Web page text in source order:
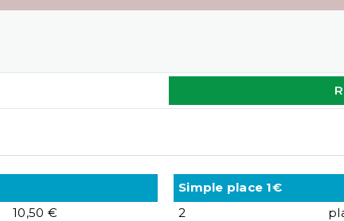
10,50 €
Simple place 1€
2